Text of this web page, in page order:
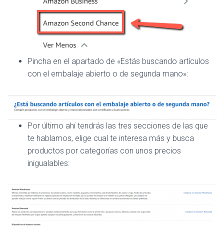
Pincha en el apartado de «Estás buscando artículos
con el embalaje abierto o de segunda mano»:
Por último ahí tendrás las tres secciones de las que
te hablamos, elige cual te interesa más y busca
productos por categorías con unos precios
inigualables: